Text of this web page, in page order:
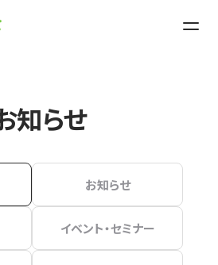
知らせ
お知らせ
イベント・セミナー